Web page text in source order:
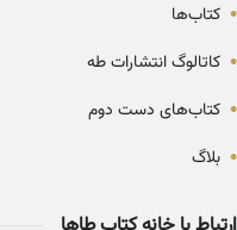
• کتاب‌ها
• کاتالوگ انتشارات طه
• کتاب‌های دست دوم
• بلاگ